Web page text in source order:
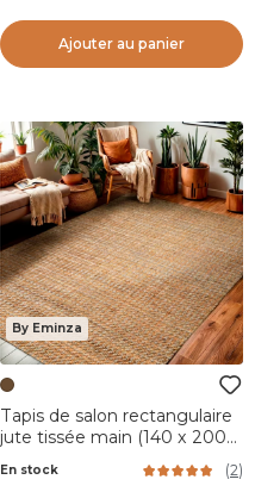
Ajouter au panier
By Eminza
Tapis de salon rectangulaire
jute tissée main (140 x 200
En stock (2)